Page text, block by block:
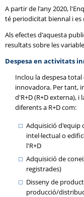
A partir de l'any 2020,
té periodicitat biennal i es
Als efectes d'aquesta
resultats sobre les
Despesa en activitats
Inclou la despesa
innovadora. Per tant,
d'R+D (R+D externa),
diferents a R+D com:
Adquisició d'equip
intel·lectual o
l'R+D
Adquisició de
registrades)
Disseny de
producció/